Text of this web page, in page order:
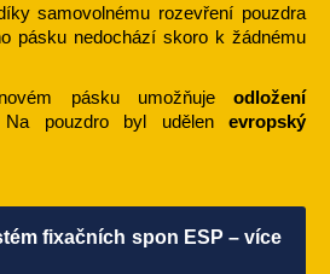
samovolnému rozevření pouzdra
pásku nedochází skoro k žádnému
pásku umožňuje odložení
Na pouzdro byl udělenevropský
fixačních spon ESP – více